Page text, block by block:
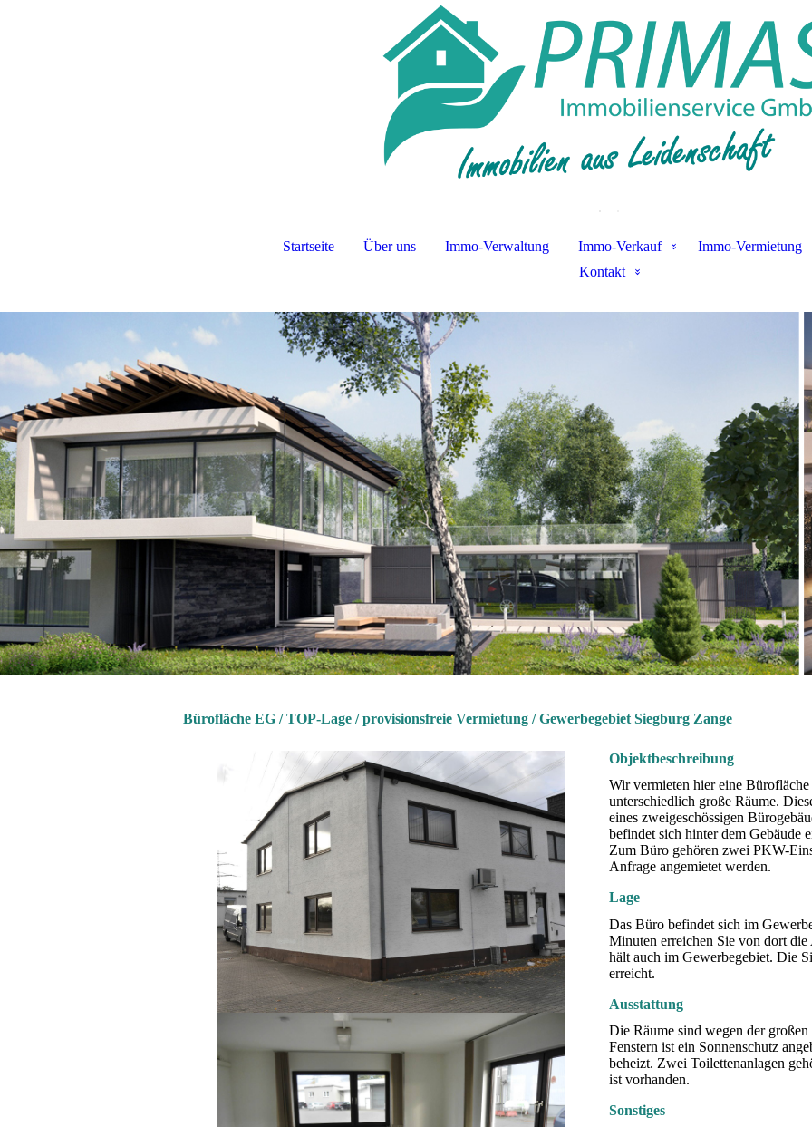
Startseite Über uns Immo-Verwaltung Immo-Verkauf Immo-Vermietung
Kontakt
Bürofläche EG / TOP-Lage / provisionsfreie Vermietung / Gewerbegebiet Siegburg Zange
Objektbeschreibung
Wir vermieten hier eine
unterschiedlich große Räume.
eines zweigeschössigen
befindet sich hinter dem Gebäude
Zum Büro gehören zwei PKW-
Anfrage angemietet werden.
Lage
Das Büro befindet sich im
Minuten erreichen Sie von dort
hält auch im Gewerbegebiet. Die
erreicht.
Ausstattung
Die Räume sind wegen der
Fenstern ist ein Sonnenschutz
beheizt. Zwei Toilettenanlagen
ist vorhanden.
Sonstiges